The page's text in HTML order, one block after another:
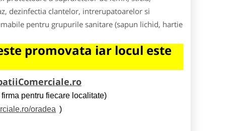
dezinfectia clantelor, intrerupatoarelor si
pentru grupurile sanitare (sapun lichid, hartie
promovata iar locul este
pentru fiecare localitate)
oradea )